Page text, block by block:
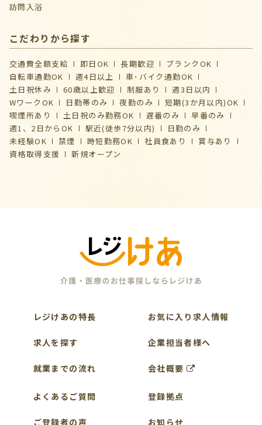
訪問入浴
こだわりから探す
交通費全額支給 即日OK 長期歓迎
ブランクOK
自転車通勤OK
週4日以上
車･バイク通勤OK
土日祝休み
60歳以上歓迎 制服あり
週3日以内
WワークOK
日勤帯のみ 夜勤のみ
短期(3か月以内)OK
喫煙所あり
土日祝のみ勤務OK 遅番のみ
早番のみ
週1、2日からOK
駅近(徒歩7分以内)
日勤のみ
未経験OK
禁煙 時短勤務OK 社員食あり
賞与あり
資格取得支援
新規オープン
レジけあの特長
求人を探す
就業までの流れ
よくあるご質問
ご登録者の声
お気に入り求人情報
企業担当者様へ
会社概要
登録拠点
お知らせ